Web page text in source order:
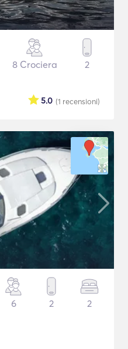
8 Crociera 2
(1 recensioni)
5.0
6 2 2